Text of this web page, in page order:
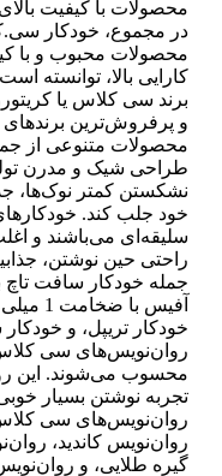
محصولات با کیفیت
محصولات محبوب و با
کارایی بالا، توانسته
و پرفروش‌ترین برندهای
محصولات متنوعی از
طراحی شیک و مدرن
نشکستن کمتر نوک‌ها،
خود جلب کند.
سلیقه‌ای می‌باشند و
راحتی حین نوشتن،
خودکار تریپل، و خودکار سلفی با
روان‌نویس‌های سی کلاس
محسوب می‌شوند. این
تجربه نوشتن بسیار
روان‌نویس‌های سی کلاس
روان‌نویس کاندید،
گیره طلایی، و